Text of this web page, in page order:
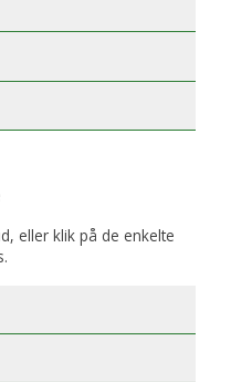
eller klik på de enkelte